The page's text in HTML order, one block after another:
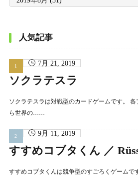
ア
ブ
人気記事
7月 21, 2019
ソクラテスラ
ソクラテスラは対戦型のカードゲームです。
ら世界の……
9月 11, 2019
すすめコブタくん ／
すすめコブタくんは競争型のすごろくゲームで